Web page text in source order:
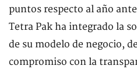
puntos respecto al año
Tetra Pak ha integrado la
de su modelo de negocio,
compromiso con la